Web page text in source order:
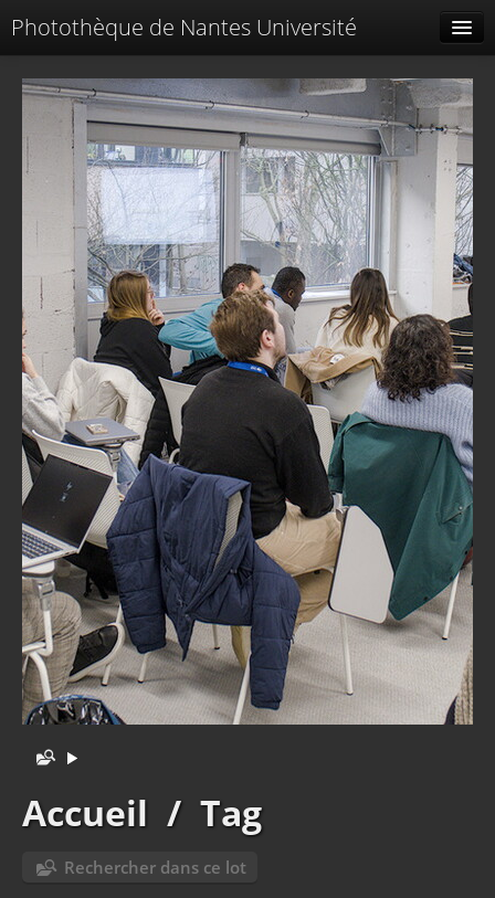
Photothèque de Nantes Université
Spéciales
Menu
Identification
Accueil / Tag
Rechercher dans ce lot